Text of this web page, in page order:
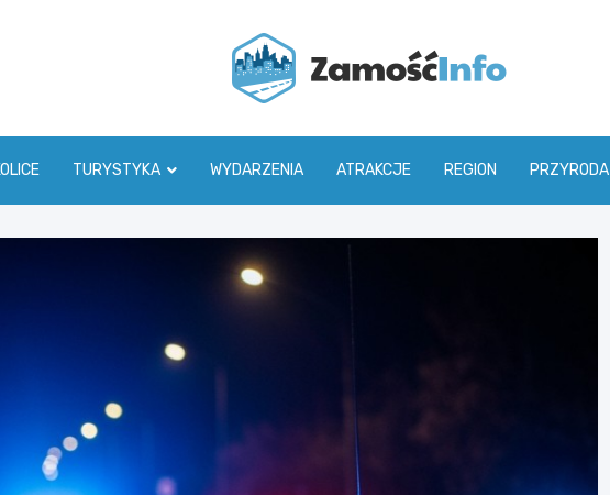
TURYSTYKA WYDARZENIA ATRAKCJE REGION PRZYRODA